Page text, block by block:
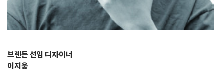
브렌든 선임 디자이너
이지웅